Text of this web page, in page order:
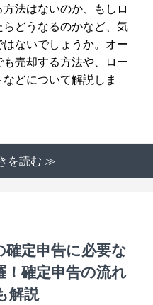
法はないのか、もしロ
どうなるのかなど、気
ないでしょうか。オー
売却する方法や、ロー
どについて解説しま
を読む ≫
確定申告に必要な
！確定申告の流れ
解説